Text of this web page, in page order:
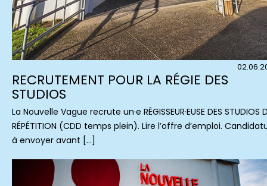
RECRUTEMENT POUR LA RÉGIE DES
STUDIOS
La Nouvelle Vague recrute un·e RÉGISSEUR·EUSE DES STUDIOS
RÉPÉTITION (CDD temps plein). Lire l’offre d’emploi.
à envoyer avant […]